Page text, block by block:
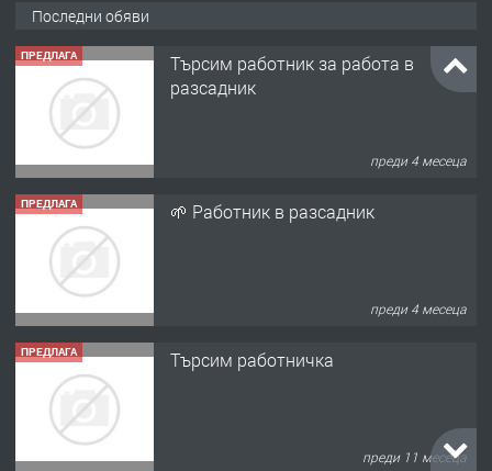
Последни обяви
ПРЕДЛАГА
Търсим работник за работа в
разсадник
преди 4 месеца
ПРЕДЛАГА 🌱 Работник в разсадник
преди 4 месеца
ПРЕДЛАГА Търсим работничка
преди 11 месеца